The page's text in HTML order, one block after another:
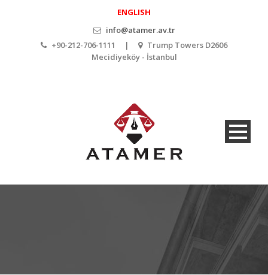
ENGLISH
info@atamer.av.tr
+90-212-706-1111 |
Trump Towers D2606
Mecidiyeköy - İstanbul